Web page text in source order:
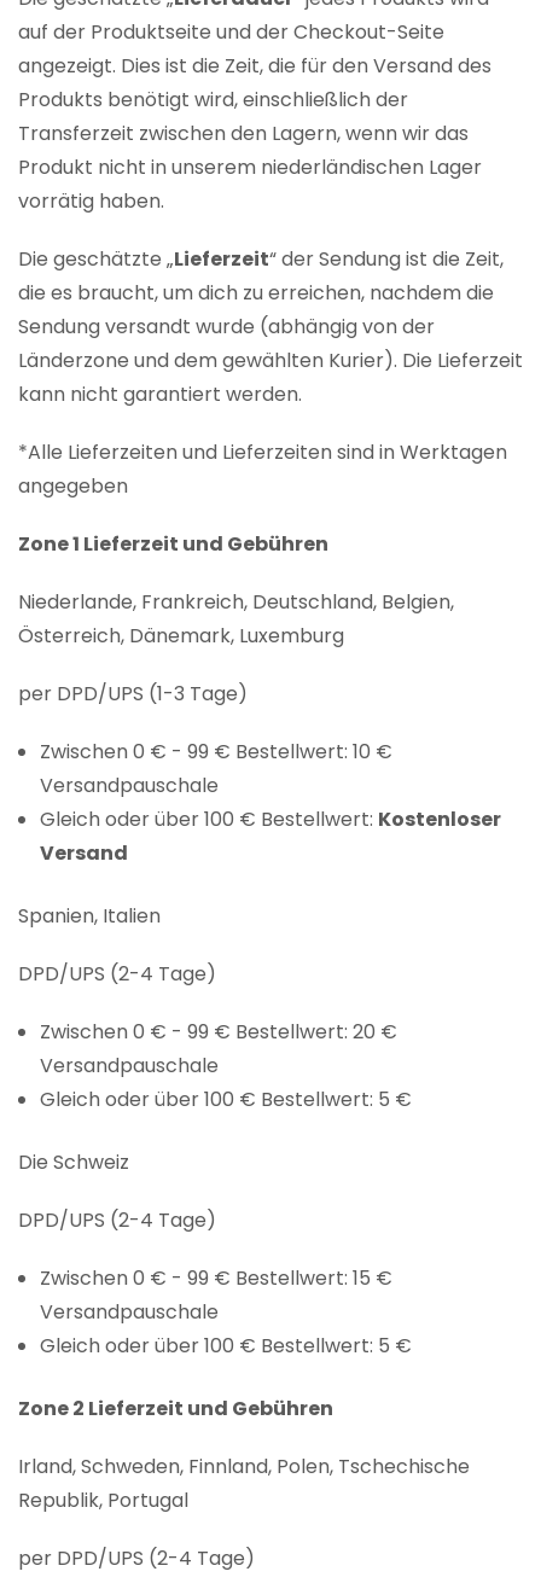
auf der Produktseite und der Checkout-Seite
angezeigt. Dies ist die Zeit, die für den Versand des
Produkts benötigt wird, einschließlich der
Transferzeit zwischen den Lagern, wenn wir das
Produkt nicht in unserem niederländischen Lager
vorrätig haben.
Die geschätzte „Lieferzeit“ der Sendung ist die Zeit,
die es braucht, um dich zu erreichen, nachdem die
Sendung versandt wurde (abhängig von der
Länderzone und dem gewählten Kurier). Die Lieferzeit
kann nicht garantiert werden.
*Alle Lieferzeiten und Lieferzeiten sind in Werktagen
angegeben
Zone 1 Lieferzeit und Gebühren
Niederlande, Frankreich, Deutschland, Belgien,
Österreich, Dänemark, Luxemburg
per DPD/UPS (1-3 Tage)
Zwischen 0 € - 99 € Bestellwert: 10 €
Versandpauschale
Gleich oder über 100 € Bestellwert: Kostenloser
Versand
Spanien, Italien
DPD/UPS (2-4 Tage)
Zwischen 0 € - 99 € Bestellwert: 20 €
Versandpauschale
Gleich oder über 100 € Bestellwert: 5 €
Die Schweiz
DPD/UPS (2-4 Tage)
Zwischen 0 € - 99 € Bestellwert: 15 €
Versandpauschale
Gleich oder über 100 € Bestellwert: 5 €
Zone 2 Lieferzeit und Gebühren
Irland, Schweden, Finnland, Polen, Tschechische
Republik, Portugal
per DPD/UPS (2-4 Tage)